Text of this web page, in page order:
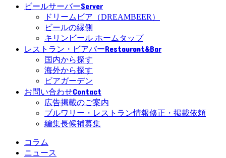
ビールサーバーServer
ドリームビア（DREAMBEER）
ビールの縁側
キリンビール ホームタップ
レストラン・ビアバーRestaurant&Bar
国内から探す
海外から探す
ビアガーデン
お問い合わせContact
広告掲載のご案内
ブルワリー・レストラン情報修正・掲載依頼
編集長候補募集
コラム
ニュース